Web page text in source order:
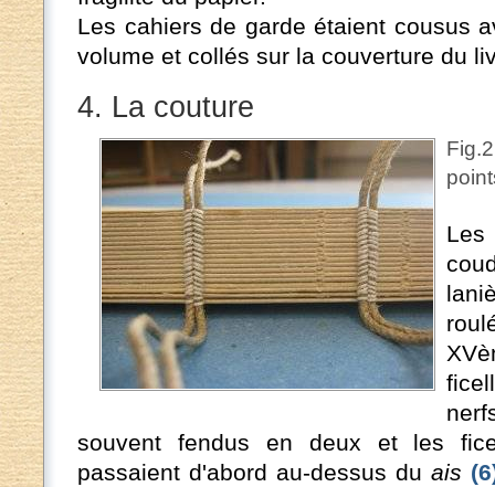
Les cahiers de garde étaient cousus
volume et collés sur la couverture du
4. La couture
souvent fendus en deux et les
passaient d'abord au-dessus du ais